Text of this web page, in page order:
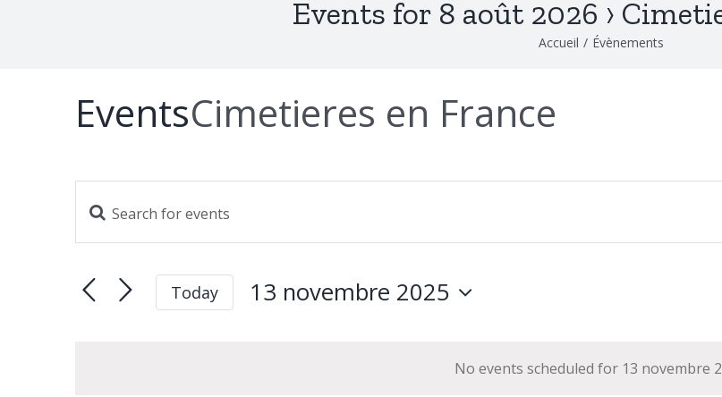
Events for 8 août 2026 ›
Accueil / Évènements
No events scheduled for 13 novembre
EventsCimetieres en France
Events
Search
and
Views
Enter
for
Today
13 novembre 2025